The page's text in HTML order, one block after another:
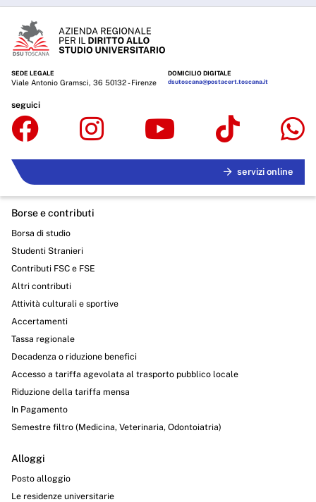
SEDE LEGALE
Viale Antonio Gramsci, 36 50132 - Firenze
DOMICILIO DIGITALE
dsutoscana@postacert.toscana.it
seguici
servizi online
Borse e contributi
Borsa di studio
Studenti Stranieri
Contributi FSC e FSE
Altri contributi
Attività culturali e sportive
Accertamenti
Tassa regionale
Decadenza o riduzione benefici
Accesso a tariffa agevolata al trasporto pubblico locale
Riduzione della tariffa mensa
In Pagamento
Semestre filtro (Medicina, Veterinaria, Odontoiatria)
Alloggi
Posto alloggio
Le residenze universitarie